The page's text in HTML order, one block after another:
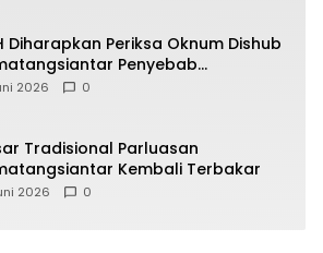
Diharapkan Periksa Oknum Dishub
Penyebab
PAD Retribusi Parkir
2026 0
Tradisional Parluasan
Kembali Terbakar
2026 0